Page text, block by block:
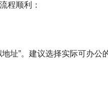
程顺利：
址”。建议选择实际可办公